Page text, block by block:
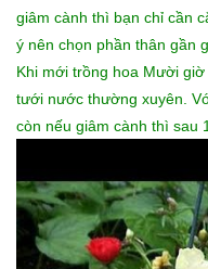
giâm cành thì bạn chỉ cần
ý nên chọn phần thân gần
Khi mới trồng hoa Mười
tưới nước thường xuyên.
còn nếu giâm cành thì sau